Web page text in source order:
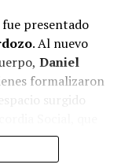
fue presentado
. Al nuevo
Daniel
formalizaron
surgido
con Rovira